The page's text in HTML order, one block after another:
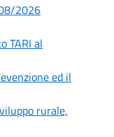
2026
TARI al
ed il
rurale,